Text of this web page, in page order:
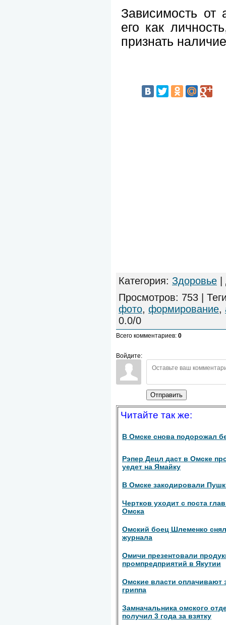
Зависимость от
его как
признать
Категория: Здоровье |
Просмотров: 753 |
фото, формирование,
0.0/0
Всего комментариев: 0
Войдите:
Отправить
Читайте так же:
В Омске снова подорожал
Рэпер Децл даст в Омске
уедет на Ямайку
В Омске закодировали
Чертков уходит с поста
Омска
Омский боец Шлеменко
журнала
Омичи презентовали
промпредприятий в Якутии
Омские власти оплачивают
гриппа
Замначальника омского
получил 3 года за взятку